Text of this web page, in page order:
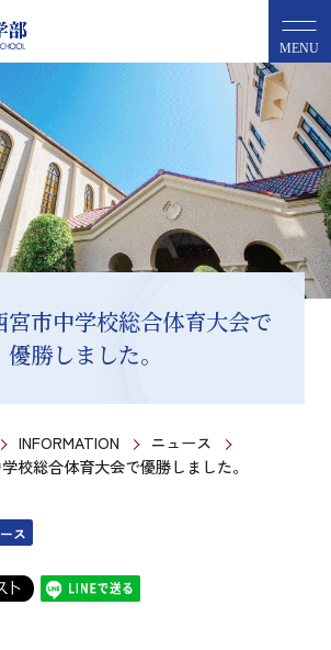
MENU
宮市中学校総合体育大会で
優勝しました。
INFORMATION
ニュース
校総合体育大会で優勝しました。
ス